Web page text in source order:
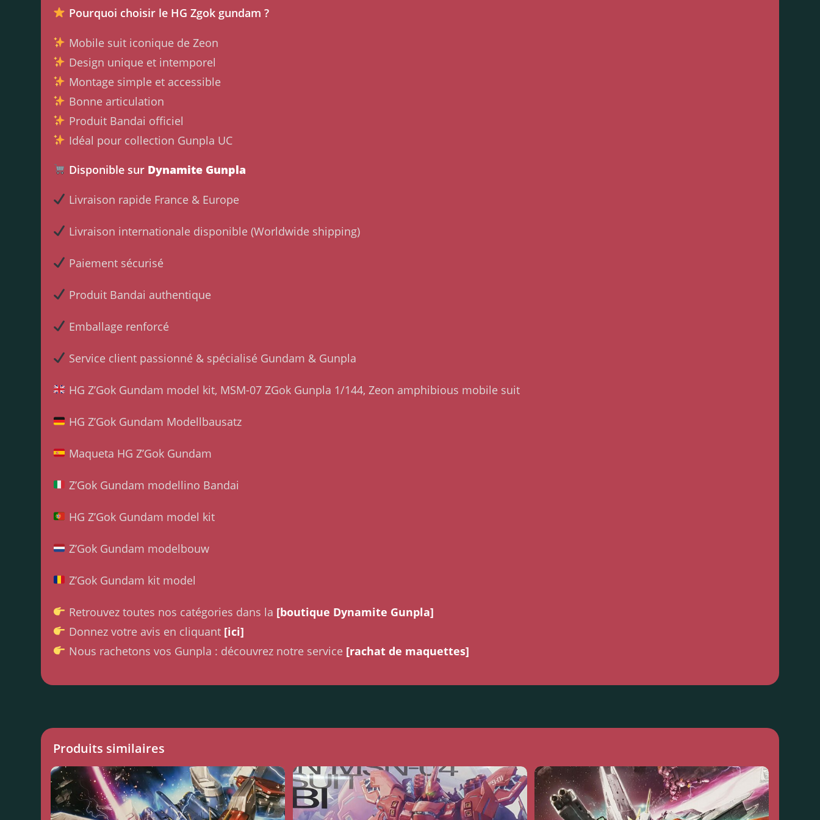
Pourquoi choisir le HG Zgok gundam ?
Mobile suit iconique de Zeon
Design unique et intemporel
Montage simple et accessible
Bonne articulation
Produit Bandai officiel
Idéal pour collection Gunpla UC
Disponible sur Dynamite Gunpla
Livraison rapide France & Europe
Livraison internationale disponible (Worldwide shipping)
Paiement sécurisé
Produit Bandai authentique
Emballage renforcé
Service client passionné & spécialisé Gundam & Gunpla
HG Z’Gok Gundam model kit, MSM-07 ZGok Gunpla 1/144, Zeon amphibious mobile suit
HG Z’Gok Gundam Modellbausatz
Maqueta HG Z’Gok Gundam
Z’Gok Gundam modellino Bandai
HG Z’Gok Gundam model kit
Z’Gok Gundam modelbouw
Z’Gok Gundam kit model
Retrouvez toutes nos catégories dans la [boutique Dynamite Gunpla]
Donnez votre avis en cliquant [ici]
Nous rachetons vos Gunpla : découvrez notre service [rachat de maquettes]
Produits similaires